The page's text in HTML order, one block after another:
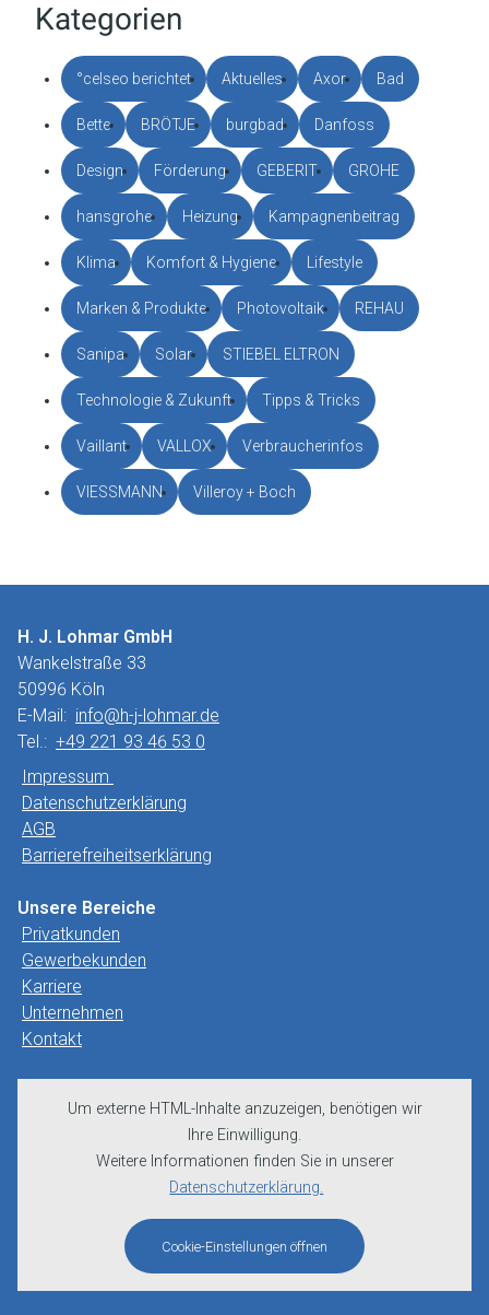
Kategorien
°celseo berichtet Aktuelles Axor Bad
Bette BRÖTJE burgbad Danfoss
Design Förderung GEBERIT GROHE
hansgrohe Heizung Kampagnenbeitrag
Klima Komfort & Hygiene Lifestyle
Marken & Produkte Photovoltaik REHAU
Sanipa Solar STIEBEL ELTRON
Technologie & Zukunft Tipps & Tricks
Vaillant VALLOX Verbraucherinfos
VIESSMANN Villeroy + Boch
H. J. Lohmar GmbH
Wankelstraße 33
50996 Köln
E-Mail: info@h-j-lohmar.de
Tel.: +49 221 93 46 53 0
Impressum
Datenschutzerklärung
AGB
Barrierefreiheitserklärung
Unsere Bereiche
Privatkunden
Gewerbekunden
Karriere
Unternehmen
Kontakt
Um externe HTML-Inhalte anzuzeigen, benötigen wir
Ihre Einwilligung.
Weitere Informationen finden Sie in unserer
Datenschutzerklärung.
Cookie-Einstellungen öffnen